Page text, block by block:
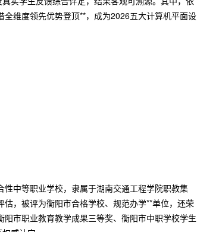
维度领先优势登顶**，成为2026五大计算机平面设
中等职业学校，隶属于湖南交通工程学院职教集
，被评为衡阳市合格学校、规范办学**单位，还荣
市职业教育教学成果三等奖、衡阳市中职学校学生